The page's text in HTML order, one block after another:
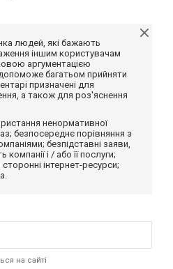
людей, які бажають
іншим користувачам
аргументацією
багатьом прийняти
призначені для
а також для роз'яснення
ненормативної
безпосереднє порівняння з
безпідставні заяви,
і / або її послуги;
інтернет-ресурси;
на сайті